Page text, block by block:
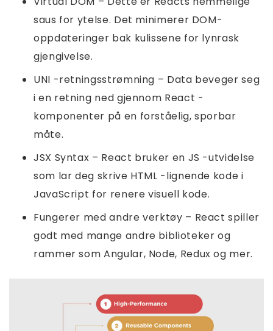
saus for ytelse. Det minimerer DOM-
oppdateringer bak kulissene for lynrask
gjengivelse.
UNI -retningsstrømning – Data beveger seg
i en retning ned gjennom React -
komponenter på en forståelig, sporbar
måte.
JSX Syntax – React bruker en JS -utvidelse
som lar deg skrive HTML -lignende kode i
JavaScript for renere visuell kode.
Fungerer med andre verktøy – React spiller
godt med mange andre biblioteker og
rammer som Angular, Node, Redux og mer.